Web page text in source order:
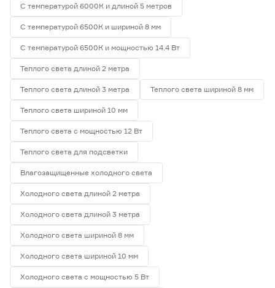
С температурой 6000К и длиной 5 метров
С температурой 6500К и шириной 8 мм
С температурой 6500К и мощностью 14.4 Вт
Теплого света длиной 2 метра
Теплого света длиной 3 метра Теплого света шириной 8 мм
Теплого света шириной 10 мм
Теплого света с мощностью 12 Вт
Теплого света для подсветки
Влагозащищенные холодного света
Холодного света длиной 2 метра
Холодного света длиной 3 метра
Холодного света шириной 8 мм
Холодного света шириной 10 мм
Холодного света с мощностью 5 Вт